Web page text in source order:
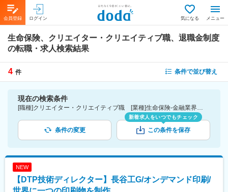
会員登録 ログイン 気になる メニュー
生命保険、クリエイター・クリエイティブ職、退職金制度
の転職・求人検索結果
4 件 条件で並び替え
現在の検索条件
[職種]クリエイター・クリエイティブ職 [業種]生命保険-金融業界 [詳細条件](待遇・福利厚生)退職金制度
条件の変更
新着求人をいつでもチェック
この条件を保存
NEW
【DTP技術ディレクター】長谷工G/オンデマンド印刷/